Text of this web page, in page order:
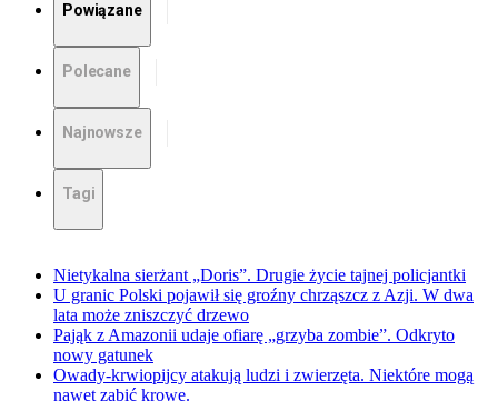
Powiązane
Polecane
Najnowsze
Tagi
Nietykalna sierżant „Doris”. Drugie życie tajnej policjantki
U granic Polski pojawił się groźny chrząszcz z Azji. W dwa
lata może zniszczyć drzewo
Pająk z Amazonii udaje ofiarę „grzyba zombie”. Odkryto
nowy gatunek
Owady-krwiopijcy atakują ludzi i zwierzęta. Niektóre mogą
nawet zabić krowę.